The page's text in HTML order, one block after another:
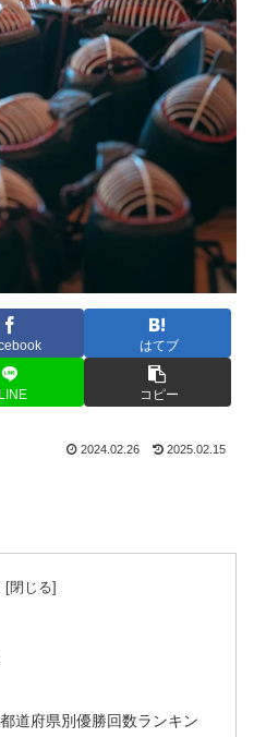
はてブ
LINE コピー
2024.02.26 2025.02.15
道府県別優勝回数ランキン